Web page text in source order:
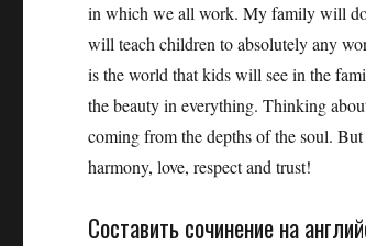
in which we all work. My family will do
will teach children to absolutely any
is the world that kids will see in the
the beauty in everything. Thinking
coming from the depths of the soul.
harmony, love, respect and trust!
Составить сочинение на